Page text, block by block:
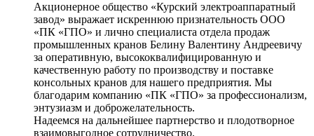
Акционерное общество «Курский электроаппаратный
завод» выражает искреннюю признательность ООО
«ПК «ГПО» и лично специалиста отдела продаж
промышленных кранов Белину Валентину Андреевичу
за оперативную, высококвалифицированную и
качественную работу по производству и поставке
консольных кранов для нашего предприятия. Мы
благодарим компанию «ПК «ГПО» за профессионализм,
энтузиазм и доброжелательность.
Надеемся на дальнейшее партнерство и плодотворное
взаимовыгодное сотрудничество.